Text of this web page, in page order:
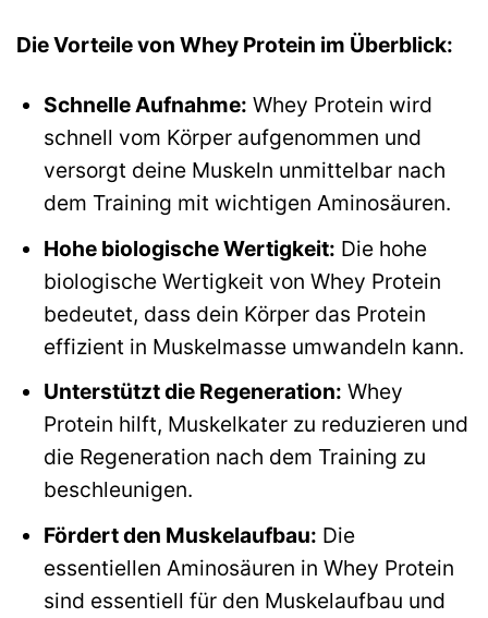
Die Vorteile von Whey Protein im Überblick:
Schnelle Aufnahme: Whey Protein wird
schnell vom Körper aufgenommen und
versorgt deine Muskeln unmittelbar nach
dem Training mit wichtigen Aminosäuren.
Hohe biologische Wertigkeit: Die hohe
biologische Wertigkeit von Whey Protein
bedeutet, dass dein Körper das Protein
effizient in Muskelmasse umwandeln kann.
Unterstützt die Regeneration: Whey
Protein hilft, Muskelkater zu reduzieren und
die Regeneration nach dem Training zu
beschleunigen.
Fördert den Muskelaufbau: Die
essentiellen Aminosäuren in Whey Protein
sind essentiell für den Muskelaufbau und